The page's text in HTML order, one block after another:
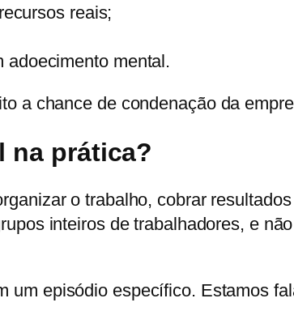
reais;
adoecimento mental.
a chance de condenação da
na prática?
o trabalho, cobrar
inteiros de trabalhadores, e
um episódio específico. Estamos